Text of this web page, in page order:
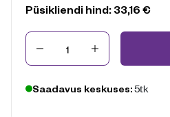
Püsikliendi hind:33,16€
Kogus
Saadavus keskuses:5tk